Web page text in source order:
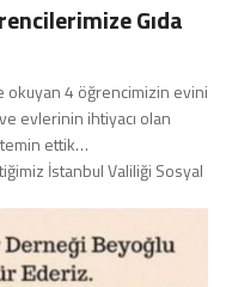
Gıda
okuyan 4 öğrencimizin evini
evlerinin ihtiyacı olan
temin ettik…
İstanbul Valiliği Sosyal